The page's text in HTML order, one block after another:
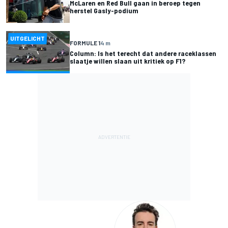
McLaren en Red Bull gaan in beroep tegen
herstel Gasly-podium
UITGELICHT
FORMULE 14 m
Column: Is het terecht dat andere raceklassen
slaatje willen slaan uit kritiek op F1?